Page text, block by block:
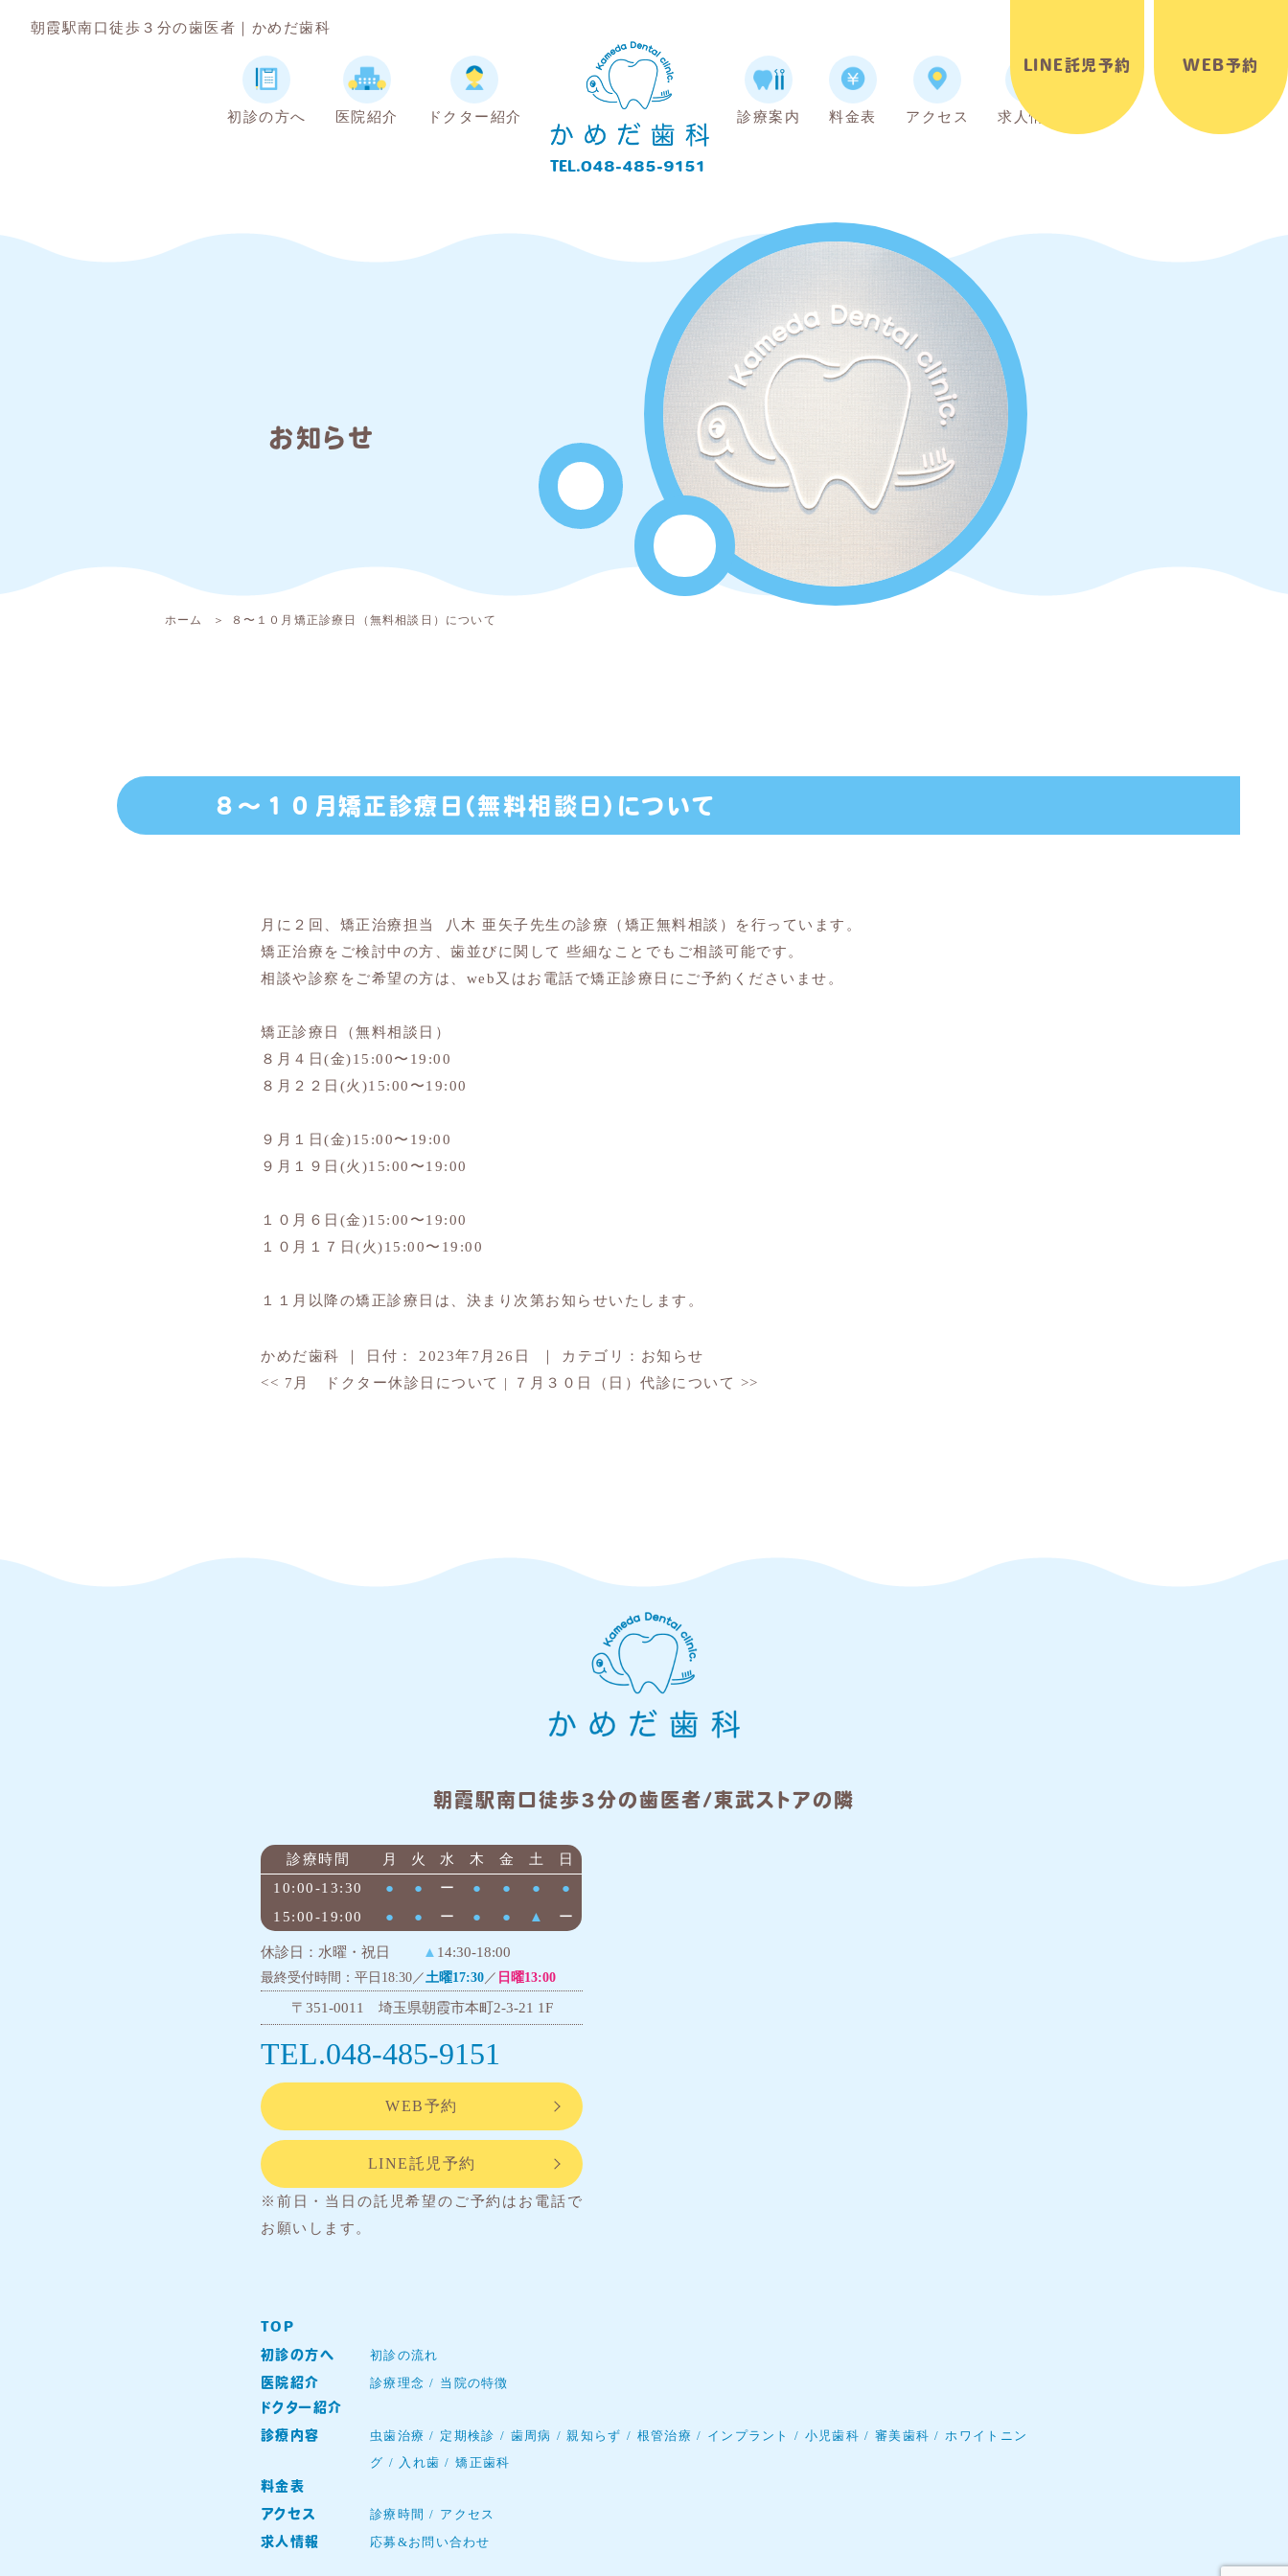
朝霞駅南口徒歩３分の歯医者｜かめだ歯科
初診の方へ 医院紹介 ドクター紹介
TEL.048-485-9151
診療案内 料金表 アクセス 求人情報
LINE託児予約 WEB予約
ホーム ８〜１０月矯正診療日（無料相談日）について
お知らせ
８〜１０月矯正診療日（無料相談日）について
月に２回、矯正治療担当 八木 亜矢子先生の診療（矯正無料相談）を行っています。
矯正治療をご検討中の方、歯並びに関して 些細なことでもご相談可能です。
相談や診察をご希望の方は、web又はお電話で矯正診療日にご予約くださいませ。
矯正診療日（無料相談日）
８月４日(金)15:00〜19:00
８月２２日(火)15:00〜19:00
９月１日(金)15:00〜19:00
９月１９日(火)15:00〜19:00
１０月６日(金)15:00〜19:00
１０月１７日(火)15:00〜19:00
１１月以降の矯正診療日は、決まり次第お知らせいたします。
かめだ歯科 日付： 2023年7月26日 カテゴリ： お知らせ
<< 7月 ドクター休診日について | ７月３０日（日）代診について >>
朝霞駅南口徒歩3分の歯医者/東武ストアの隣
診療時間 月 火 水 木 金 土
日
10:00-13:30
● ● ー ● ● ●
●
15:00-19:00
● ● ー ● ● ▲ ー
休診日：水曜・祝日 ▲ 14:30-18:00
最終受付時間：平日18:30／ 土曜17:30 ／ 日曜13:00
〒351-0011 埼玉県朝霞市本町2-3-21 1F
TEL.048-485-9151
WEB予約
LINE託児予約
※前日・当日の託児希望のご予約はお電話で
お願いします。
TOP
初診の方へ
初診の流れ
医院紹介
診療理念
当院の特徴
ドクター紹介
診療内容
虫歯治療 定期検診 歯周病 親知らず 根管治療 インプラント 小児歯科 審美歯科
ホワイトニン
グ
入れ歯
矯正歯科
料金表
アクセス
診療時間
アクセス
求人情報
応募&お問い合わせ